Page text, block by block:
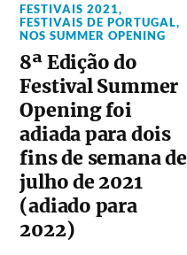
FESTIVAIS 2021,
FESTIVAIS DE PORTUGAL,
NOS SUMMER OPENING
8ª Edição do
Festival Summer
Opening foi
adiada para dois
fins de semana de
julho de 2021
(adiado para
2022)